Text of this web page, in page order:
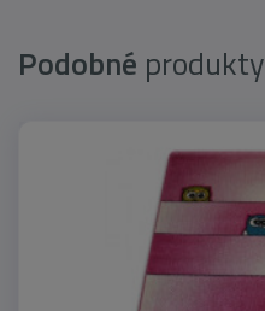
Podobné produkty